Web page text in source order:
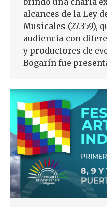
alcances de la Ley
Musicales (27.359),
audiencia con
y productores de
Bogarín fue